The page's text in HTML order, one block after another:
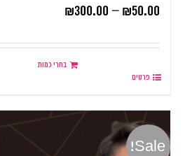
₪50.00
–
₪300.00
בחרי כמות
פרטים
Sale!